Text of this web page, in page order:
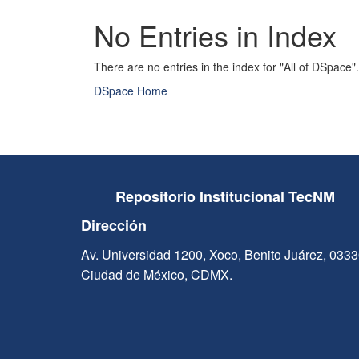
No Entries in Index
There are no entries in the index for "All of DSpace".
DSpace Home
Repositorio Institucional TecNM
Dirección
Av. Universidad 1200, Xoco, Benito Juárez,
Ciudad de México, CDMX.